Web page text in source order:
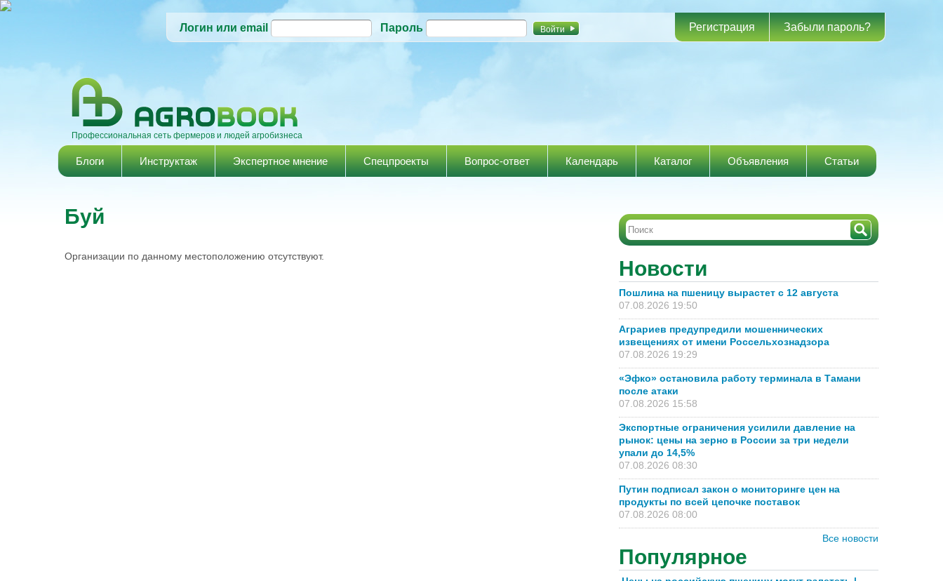
Перейти к
содержанию
Логин или email Пароль Регистрация Забыли пароль?
Профессиональная сеть фермеров и людей агробизнеса
Главное меню
Блоги Инструктаж Экспертное мнение Спецпроекты Вопрос-ответ Календарь Каталог Объявления Статьи
Буй
Организации по данному местоположению отсутствуют.
Новости
Пошлина на пшеницу вырастет с 12 августа
07.08.2026 19:50
Аграриев предупредили мошеннических
извещениях от имени Россельхознадзора
07.08.2026 19:29
«Эфко» остановила работу терминала в Тамани
после атаки
07.08.2026 15:58
Экспортные ограничения усилили давление на
рынок: цены на зерно в России за три недели
упали до 14,5%
07.08.2026 08:30
Путин подписал закон о мониторинге цен на
продукты по всей цепочке поставок
07.08.2026 08:00
Все новости
Популярное